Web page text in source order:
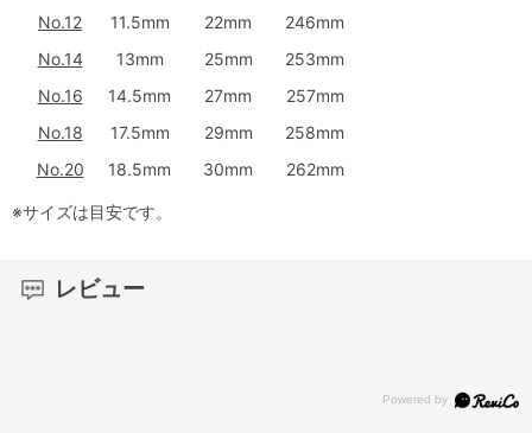
No.12
11.5mm 22mm
246mm
No.14
13mm 25mm
253mm
No.16
14.5mm 27mm
257mm
No.18
17.5mm 29mm
258mm
No.20
18.5mm 30mm 262mm
※サイズは目安です。
レビュー